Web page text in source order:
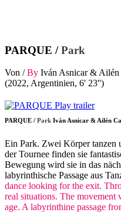
PARQUE /Park
Von /By Iván Asnicar & Ailén
(2022, Argentinien, 6' 23'')
PARQUE / Park Iván Asnicar & Ailén
Ein Park. Zwei Körper tanzen
der Tournee finden sie
Bewegung wird sie in das
labyrinthische Passage aus
dance looking for the exit.
real situations. The
age. A labyrinthine passage